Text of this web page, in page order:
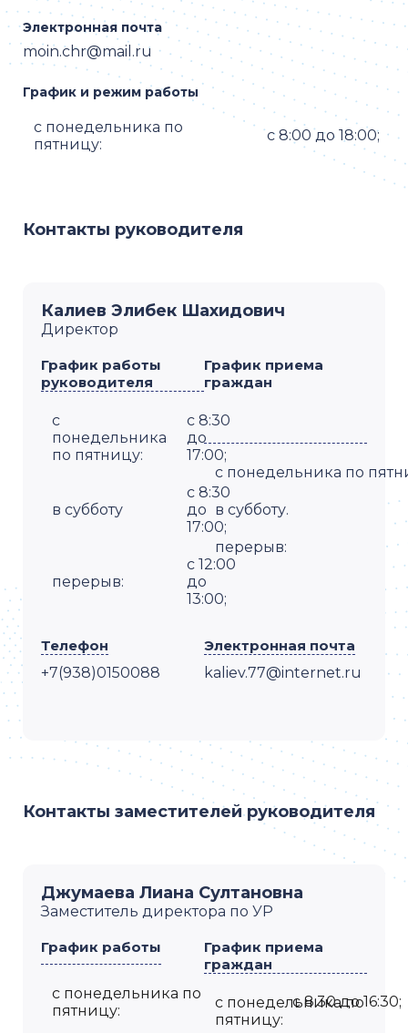
Электронная почта
moin.chr@mail.ru
График и режим работы
с понедельника по
пятницу:
с 8:00 до 18:00;
Контакты руководителя
Калиев Элибек Шахидович
Директор
График работы
руководителя
с
понедельника
по пятницу:
с 8:30
до
17:00;
в субботу
с 8:30
до
17:00;
перерыв:
с 12:00
до
13:00;
График приема
граждан
с понедельника по
в субботу.
перерыв:
Телефон
+7(938)0150088
Электронная почта
kaliev.77@internet.ru
Контакты заместителей руководителя
Джумаева Лиана Султановна
Заместитель директора по УР
График работы
с понедельника по
пятницу:
с 8:30 до 16:30;
График приема
граждан
с понедельника по
пятницу: